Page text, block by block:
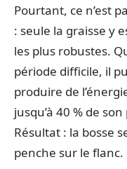
Pourtant, ce n’est
: seule la graisse y
les plus robustes.
période difficile, il
produire de
jusqu’à 40 % de
Résultat : la bosse
penche sur le flanc.